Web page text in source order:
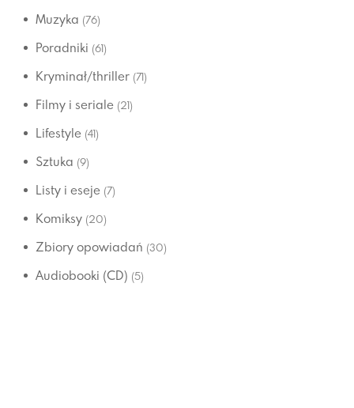
Muzyka (76)
Poradniki (61)
Kryminał/thriller (71)
Filmy i seriale (21)
Lifestyle (41)
Sztuka (9)
Listy i eseje (7)
Komiksy (20)
Zbiory opowiadań (30)
Audiobooki (CD) (5)